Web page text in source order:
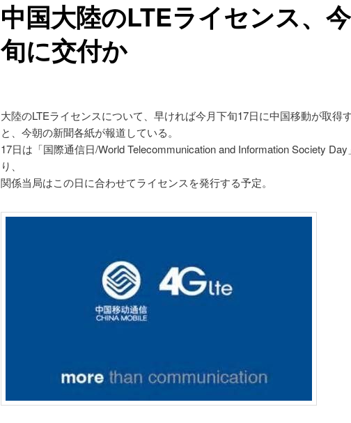
中国大陸のLTEライセンス、
旬に交付か
大陸のLTEライセンスについて、早ければ今月下旬17日に中国移動が取得
と、今朝の新聞各紙が報道している。
17日は「国際通信日/World Telecommunication and Information Society Day
り、
関係当局はこの日に合わせてライセンスを発行する予定。